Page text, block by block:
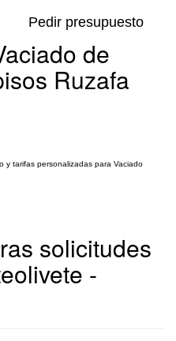
Pedir presupuesto
de
Ruzafa
y tarifas personalizadas para Vaciado
solicitudes
-